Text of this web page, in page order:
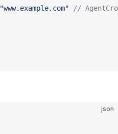
"www.example.com" //
json